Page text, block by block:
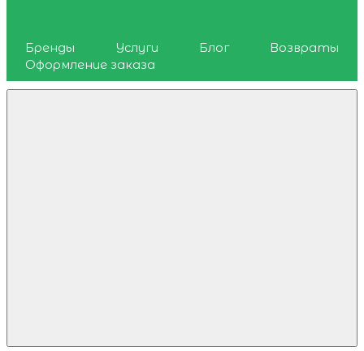
Бренды Услуги Блог
Возвраты
Оформление заказа